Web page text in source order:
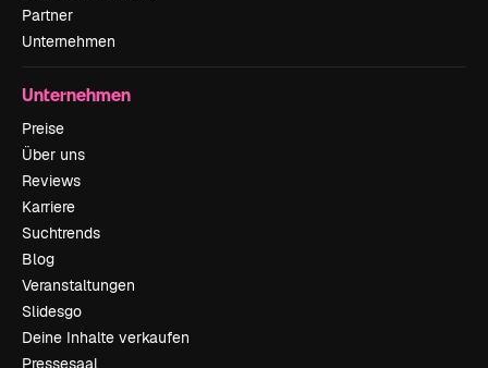
Partner
Unternehmen
Unternehmen
Preise
Über uns
Reviews
Karriere
Suchtrends
Blog
Veranstaltungen
Slidesgo
Deine Inhalte verkaufen
Pressesaal